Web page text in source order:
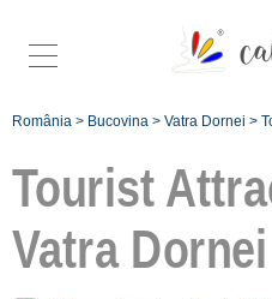
România > Bucovina > Vatra Dornei >
Tourist
Vatra Dornei
Search more